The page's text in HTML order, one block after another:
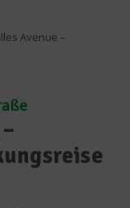
Avenue –